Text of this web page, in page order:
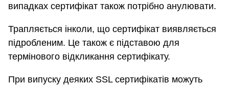
випадках сертифікат також потрібно анулювати.
Трапляється інколи, що сертифікат виявляється
підробленим. Це також є підставою для
термінового відкликання сертифікату.
При випуску деяких SSL сертифікатів можуть